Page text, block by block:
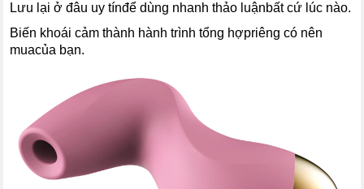
Lưu lại ở đâu uy tínđể dùng nhanh thảo luậnbất cứ lúc nào.
Biến khoái cảm thành hành trình tổng hợpriêng có nên
muacủa bạn.